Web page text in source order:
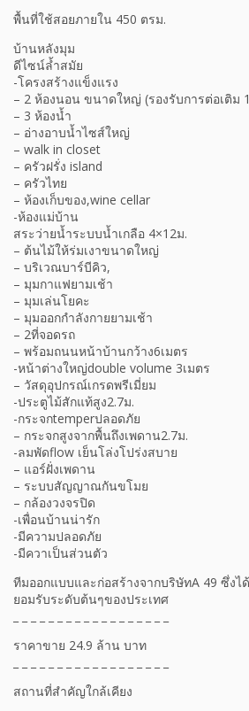
พื้นที่ใช้สอยภายใน 450 ตรม.
บ้านหลังมุม
ดีไซน์ล้ำสมัย
-โครงสร้างแข็งแรง
– 2 ห้องนอน ขนาดใหญ่ (รองรับการต่อเติม
– 3 ห้องน้ำ
– อ่างอาบน้ำไซส์ใหญ่
– walk in closet
– ครัวฝรั่ง island
– ครัวไทย
– ห้องเก็บของ,wine cellar
-ห้องแม่บ้าน
สระว่ายน้ำระบบน้ำเกลือ 4×12ม.
– ต้นไม้ให้ร่มเงาขนาดใหญ่
– บริเวณบาร์บีคิว,
– มุมกาแฟยามเช้า
– มุมเล่นโยคะ
– มุมออกกำลังกายยามเช้า
– 2ที่จอดรถ
– พร้อมถนนหน้าบ้านกว้าง6เมตร
-หน้าต่างใหญ่double volume 3เมตร
– วัสดุอุปกรณ์เกรดพรีเมี่ยม
-ประตูไม้สักแท้สูง2.7ม.
-กระจกtemperปลอดภัย
– กระจกสูงจากพื้นถึงเพดาน2.7ม.
-ลมพัดflow เย็นโล่งโปร่งสบาย
– แอร์ฝั่งเพดาน
– ระบบสัญญาณกันขโมย
– กล้องวงจรปิด
-เพื่อนบ้านน่ารัก
-มีความปลอดภัย
-มีควาเป็นส่วนตัว
ทีมออกแบบและก่อสร้างจากบริษัทA 49 ซึ่งไ
ยอมรับระดับต้นๆของประเทศ
ราคาขาย 24.9 ล้าน บาท
สถานที่สำคัญใกล้เคียง